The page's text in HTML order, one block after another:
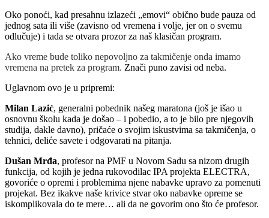
Oko ponoći, kad presahnu izlazeći „emovi“ obično bude pauza od
jednog sata ili više (zavisno od vremena i volje, jer on o svemu
odlučuje) i tada se otvara prozor za naš klasičan program.
Ako vreme bude toliko nepovoljno za takmičenje onda imamo
vremena na pretek za program. Znači puno zavisi od neba.
Uglavnom ovo je u pripremi:
Milan Lazić, generalni pobednik našeg maratona (još je išao u
osnovnu školu kada je došao – i pobedio, a to je bilo pre njegovih
studija, dakle davno), pričaće o svojim iskustvima sa takmičenja, o
tehnici, deliće savete i odgovarati na pitanja.
Dušan Mrđa, profesor na PMF u Novom Sadu sa nizom drugih
funkcija, od kojih je jedna rukovodilac IPA projekta ELECTRA,
govoriće o opremi i problemima njene nabavke upravo za pomenuti
projekat. Bez ikakve naše krivice stvar oko nabavke opreme se
iskomplikovala do te mere… ali da ne govorim ono što će profesor.